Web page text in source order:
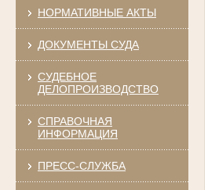
НОРМАТИВНЫЕ АКТЫ
ДОКУМЕНТЫ СУДА
СУДЕБНОЕ
ДЕЛОПРОИЗВОДСТВО
СПРАВОЧНАЯ
ИНФОРМАЦИЯ
ПРЕСС-СЛУЖБА